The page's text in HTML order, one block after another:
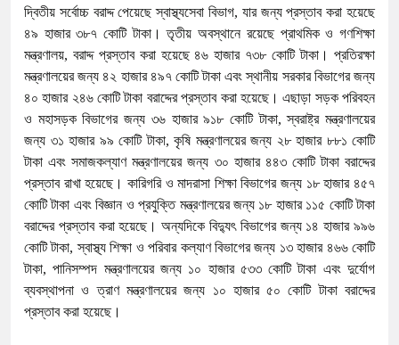
দ্বিতীয় সর্বোচ্চ বরাদ্দ পেয়েছে স্বাস্থ্যসেবা বিভাগ, যার জন্য প্রস্তাব করা হয়েছে
৪৯ হাজার ৩৮৭ কোটি টাকা। তৃতীয় অবস্থানে রয়েছে প্রাথমিক ও গণশিক্ষা
মন্ত্রণালয়, বরাদ্দ প্রস্তাব করা হয়েছে ৪৬ হাজার ৭৩৮ কোটি টাকা। প্রতিরক্ষা
মন্ত্রণালয়ের জন্য ৪২ হাজার ৪৯৭ কোটি টাকা এবং স্থানীয় সরকার বিভাগের জন্য
৪০ হাজার ২৪৬ কোটি টাকা বরাদ্দের প্রস্তাব করা হয়েছে। এছাড়া সড়ক পরিবহন
ও মহাসড়ক বিভাগের জন্য ৩৬ হাজার ৯১৮ কোটি টাকা, স্বরাষ্ট্র মন্ত্রণালয়ের
জন্য ৩১ হাজার ৯৯ কোটি টাকা, কৃষি মন্ত্রণালয়ের জন্য ২৮ হাজার ৮৮১ কোটি
টাকা এবং সমাজকল্যাণ মন্ত্রণালয়ের জন্য ৩০ হাজার ৪৪৩ কোটি টাকা বরাদ্দের
প্রস্তাব রাখা হয়েছে। কারিগরি ও মাদরাসা শিক্ষা বিভাগের জন্য ১৮ হাজার ৪৫৭
কোটি টাকা এবং বিজ্ঞান ও প্রযুক্তি মন্ত্রণালয়ের জন্য ১৮ হাজার ১১৫ কোটি টাকা
বরাদ্দের প্রস্তাব করা হয়েছে। অন্যদিকে বিদ্যুৎ বিভাগের জন্য ১৪ হাজার ৯৯৬
কোটি টাকা, স্বাস্থ্য শিক্ষা ও পরিবার কল্যাণ বিভাগের জন্য ১৩ হাজার ৪৬৬ কোটি
টাকা, পানিসম্পদ মন্ত্রণালয়ের জন্য ১০ হাজার ৫৩৩ কোটি টাকা এবং দুর্যোগ
ব্যবস্থাপনা ও ত্রাণ মন্ত্রণালয়ের জন্য ১০ হাজার ৫০ কোটি টাকা বরাদ্দের
প্রস্তাব করা হয়েছে।